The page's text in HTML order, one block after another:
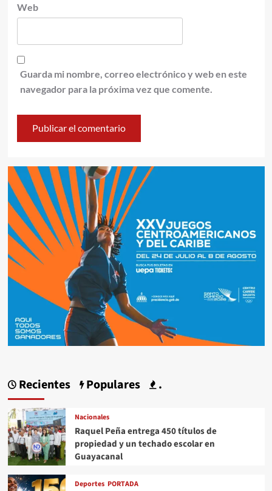
Web
Guarda mi nombre, correo electrónico y web en este
navegador para la próxima vez que comente.
Recientes Populares .
Nacionales
Raquel Peña entrega 450 títulos de
propiedad y un techado escolar en
Guayacanal
Deportes PORTADA